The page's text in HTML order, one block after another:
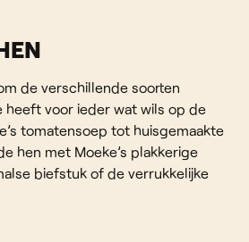
de verschillende soorten
heeft voor ieder wat wils op de
tomatensoep tot huisgemaakte
hen met Moeke’s plakkerige
biefstuk of de verrukkelijke